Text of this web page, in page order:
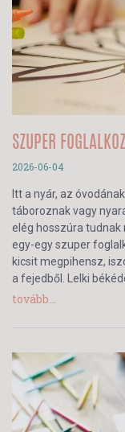
SZUPER
2026-06-04
Itt a nyár, az
táboroznak vagy
elég hosszúra tudnak
egy-egy szuper
kicsit megpihensz,
a fejedből. Lelki
tovább...